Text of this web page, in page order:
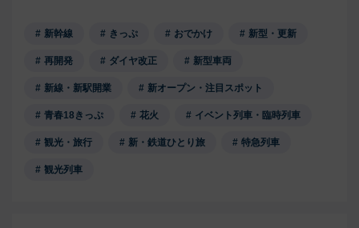
新幹線 きっぷ おでかけ 新型・更新
再開発 ダイヤ改正 新型車両
新線・新駅開業 新オープン・注目スポット
青春18きっぷ 花火 イベント列車・臨時列車
観光・旅行 新・鉄道ひとり旅 特急列車
観光列車